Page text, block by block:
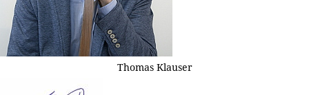
Thomas Klauser